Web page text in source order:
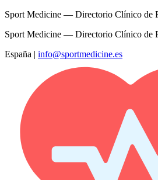
Sport Medicine — Directorio Clínico de
Sport Medicine — Directorio Clínico de
España | info@sportmedicine.es